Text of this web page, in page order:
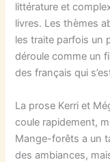
littérature et
livres. Les thèmes
les traite parfois un
déroule comme un
des français qui
La prose Kerri et
coule rapidement,
Mange-forêts a un
des ambiances,